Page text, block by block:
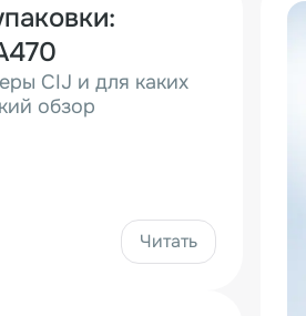
CIJ и для каких
обзор
Читать